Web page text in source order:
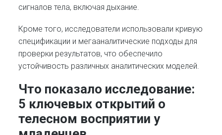
сигналов тела, включая дыхание.
Кроме того, исследователи использовали кривую
спецификации и мегааналитические подходы для
проверки результатов, что обеспечило
устойчивость различных аналитических моделей.
Что показало исследование:
5 ключевых открытий о
телесном восприятии у